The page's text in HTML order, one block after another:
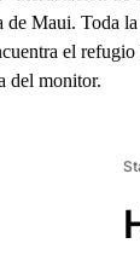
Maui. Toda
el
del monitor.